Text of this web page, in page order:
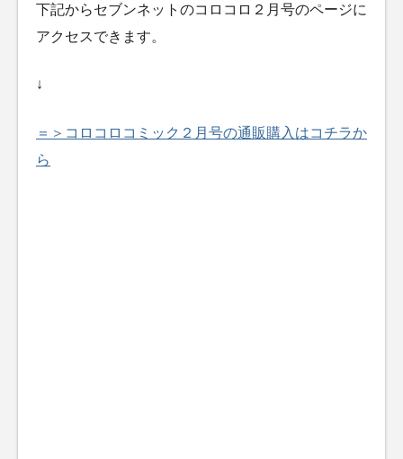
下記からセブンネットのコロコロ２月号のページに
アクセスできます。
↓
＝＞コロコロコミック２月号の通販購入はコチラか
ら